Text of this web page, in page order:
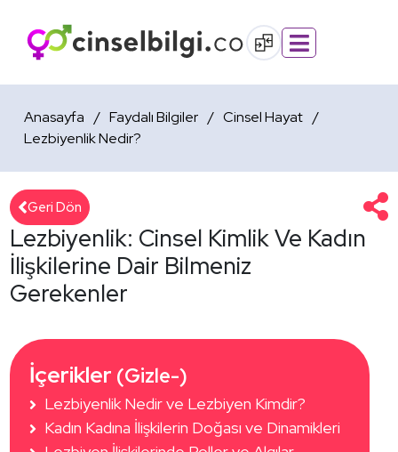
Anasayfa Faydalı Bilgiler
Cinsel Hayat
Lezbiyenlik Nedir?
Geri Dön
Lezbiyenlik: Cinsel Kimlik Ve Kadın
İlişkilerine Dair Bilmeniz
Gerekenler
İçerikler (Gizle-)
Lezbiyenlik Nedir ve Lezbiyen Kimdir?
Kadın Kadına İlişkilerin Doğası ve Dinamikleri